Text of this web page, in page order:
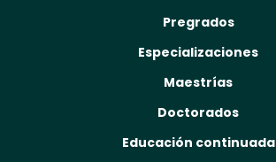
Pregrados
Especializaciones
Maestrías
Doctorados
Educación continuada